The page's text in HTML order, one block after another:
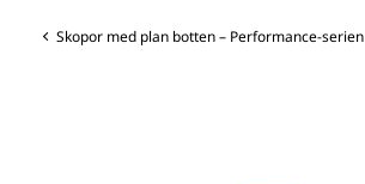
Skopor med plan botten – Performance-serien